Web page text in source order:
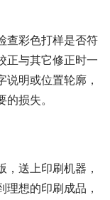
彩色打样是否符
正与其它修正时一
说明或位置轮廓，
的损失。
送上印刷机器，
想的印刷成品，